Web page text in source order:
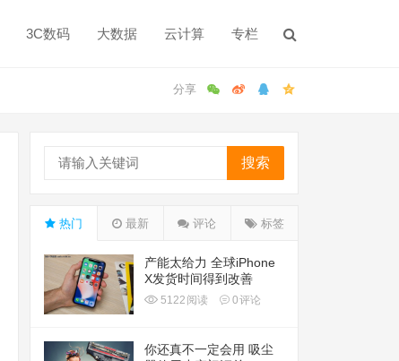
3C数码 大数据 云计算 专栏
搜索
热门 最新 评论 标签
产能太给力 全球iPhone
X发货时间得到改善
5122 阅读 0评论
你还真不一定会用 吸尘